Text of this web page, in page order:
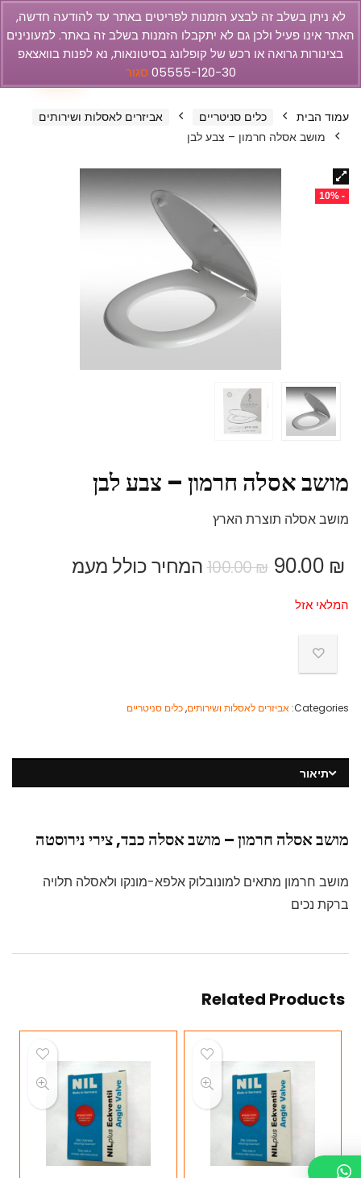
0
עמוד הבית כלים סניטריים
אביזרים לאסלות ושירותים
מושב אסלה חרמון – צבע לבן
- 10%
מושב אסלה חרמון – צבע לבן
מושב אסלה תוצרת הארץ
100.00₪ 90.00 ₪ המחיר כולל מעמ
המלאי אזל
Categories: אביזרים לאסלות ושירותים,כלים סניטריים
תיאור
מושב אסלה חרמון – מושב אסלה כבד, צירי נירוסטה
מושב חרמון מתאים למונובלוק אלפא-מונקו ולאסלה תלויה
ברקת נכים
Related Products
לא ניתן בשלב זה לבצע הזמנות לפריטים באתר עד להודעה חדשה,
האתר אינו פעיל ולכן גם לא יתקבלו הזמנות בשלב זה באתר. למעונינים
בצינורות גרואה או רכש של קופלונג בסיטונאות, נא לפנות בוואצאפ
05555-120-30 סגור